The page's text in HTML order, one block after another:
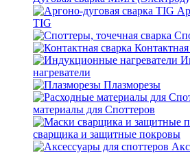
TIG
Контактная
нагреватели
Плазморезы
материалы для Споттеров
сварщика и защитные покровы